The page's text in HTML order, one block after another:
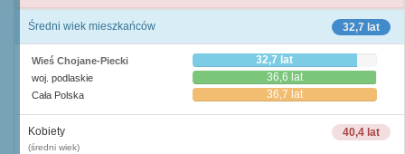
32,7 lat
Średni wiek mieszkańców
Wieś Chojane-Piecki 32,7 lat
woj. podlaskie 36,6 lat
Cała Polska 36,7 lat
40,4 lat
Kobiety
(średni wiek)